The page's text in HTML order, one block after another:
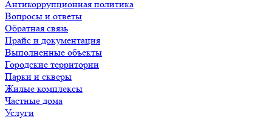
Антикоррупционная политика
Вопросы и ответы
Обратная связь
Прайс и документация
Выполненные объекты
Городские территории
Парки и скверы
Жилые комплексы
Частные дома
Услуги